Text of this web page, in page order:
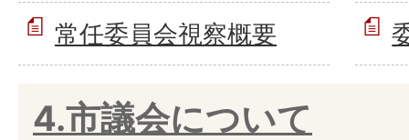
常任委員会視察概要
4.市議会について